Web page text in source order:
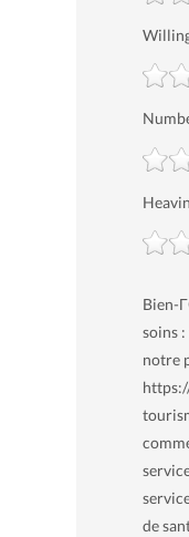
Bien-
soins
notre
de